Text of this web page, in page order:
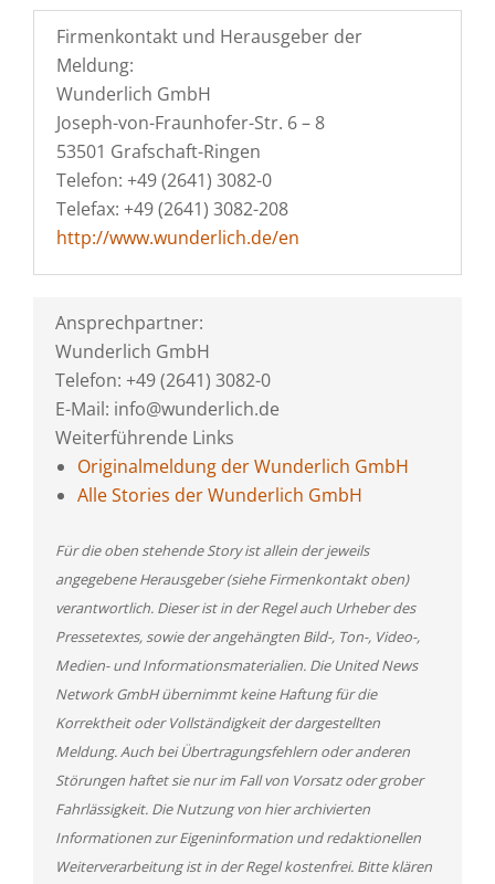
Firmenkontakt und Herausgeber der
Meldung:
Wunderlich GmbH
Joseph-von-Fraunhofer-Str. 6 – 8
53501 Grafschaft-Ringen
Telefon: +49 (2641) 3082-0
Telefax: +49 (2641) 3082-208
http://www.wunderlich.de/en
Ansprechpartner:
Wunderlich GmbH
Telefon: +49 (2641) 3082-0
E-Mail: info@wunderlich.de
Weiterführende Links
Originalmeldung der Wunderlich GmbH
Alle Stories der Wunderlich GmbH
Für die oben stehende Story ist allein der jeweils
angegebene Herausgeber (siehe Firmenkontakt oben)
verantwortlich. Dieser ist in der Regel auch Urheber des
Pressetextes, sowie der angehängten Bild-, Ton-, Video-,
Medien- und Informationsmaterialien. Die United News
Network GmbH übernimmt keine Haftung für die
Korrektheit oder Vollständigkeit der dargestellten
Meldung. Auch bei Übertragungsfehlern oder anderen
Störungen haftet sie nur im Fall von Vorsatz oder grober
Fahrlässigkeit. Die Nutzung von hier archivierten
Informationen zur Eigeninformation und redaktionellen
Weiterverarbeitung ist in der Regel kostenfrei. Bitte klären